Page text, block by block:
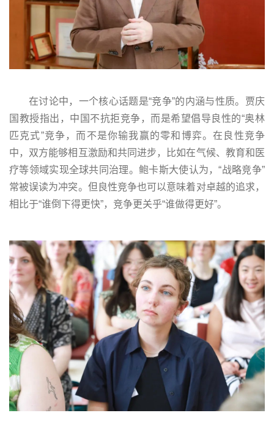
在讨论中，一个核心话题是“竞争”的内涵与性质。贾庆
国教授指出，中国不抗拒竞争，而是希望倡导良性的“奥林
匹克式”竞争，而不是你输我赢的零和博弈。在良性竞争
中，双方能够相互激励和共同进步，比如在气候、教育和医
疗等领域实现全球共同治理。鲍卡斯大使认为，“战略竞争”
常被误读为冲突。但良性竞争也可以意味着对卓越的追求，
相比于“谁倒下得更快”，竞争更关乎“谁做得更好”。